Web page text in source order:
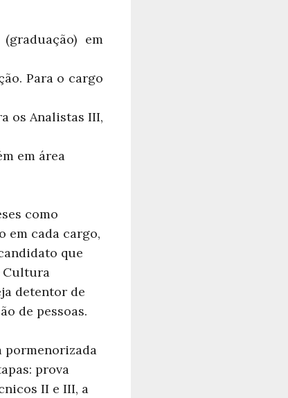
em
Para o cargo
os Analistas III,
em área
como
em cada cargo,
que
Cultura
detentor de
de pessoas.
pormenorizada
prova
II e III, a